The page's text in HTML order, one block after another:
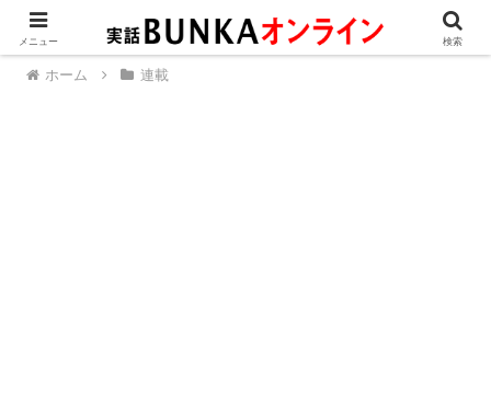
ホーム 連載
メニュー 検索